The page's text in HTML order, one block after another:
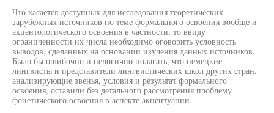
Что касается доступных для исследования теоретических
зарубежных источников по теме формального освоения вообще и
акцентологического освоения в частности, то ввиду
ограниченности их числа необходимо оговорить условность
выводов, сделанных на основании изучения данных источников.
Было бы ошибочно и нелогично полагать, что немецкие
лингвисты и представители лингвистических школ других стран,
анализирующие звенья, условия и результат формального
освоения, оставили без детального рассмотрения проблему
фонетического освоения в аспекте акцентуации.